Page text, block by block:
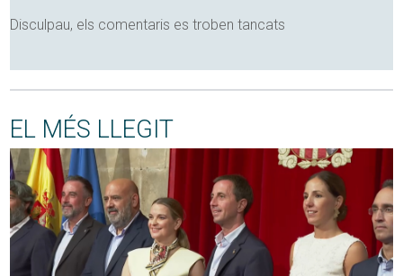
Disculpau, els comentaris es troben tancats
EL MÉS LLEGIT